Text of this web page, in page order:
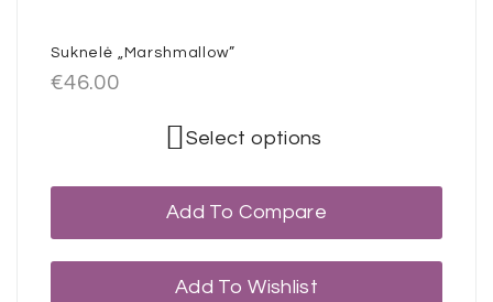
Suknelė „Marshmallow”
€46.00
Select options
Add To Compare
Add To Wishlist